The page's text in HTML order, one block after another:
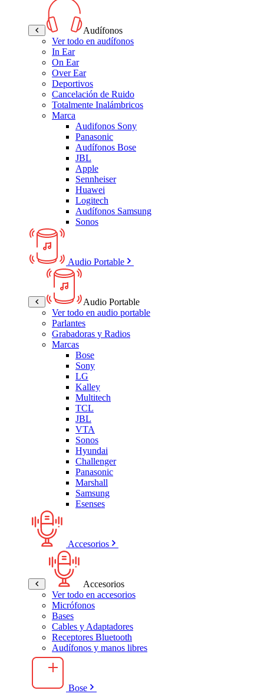
Audífonos
Ver todo en audífonos
In Ear
On Ear
Over Ear
Deportivos
Cancelación de Ruido
Totalmente Inalámbricos
Marca
Audifonos Sony
Panasonic
Audífonos Bose
JBL
Apple
Sennheiser
Huawei
Logitech
Audífonos Samsung
Sonos
Audio Portable
Audio Portable
Ver todo en audio portable
Parlantes
Grabadoras y Radios
Marcas
Bose
Sony
LG
Kalley
Multitech
TCL
JBL
VTA
Sonos
Hyundai
Challenger
Panasonic
Marshall
Samsung
Esenses
Accesorios
Accesorios
Ver todo en accesorios
Micrófonos
Bases
Cables y Adaptadores
Receptores Bluetooth
Audífonos y manos libres
Bose